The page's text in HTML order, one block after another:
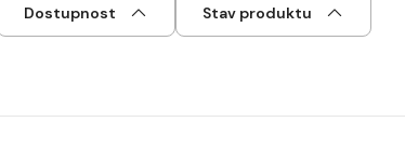
Dostupnost Stav produktu